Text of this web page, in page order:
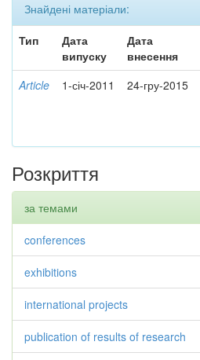
Знайдені матеріали:
Тип
Дата
випуску
Дата
внесення
Article 1-січ-2011 24-гру-2015
Розкриття
за темами
conferences
exhibitions
international projects
publication of results of research